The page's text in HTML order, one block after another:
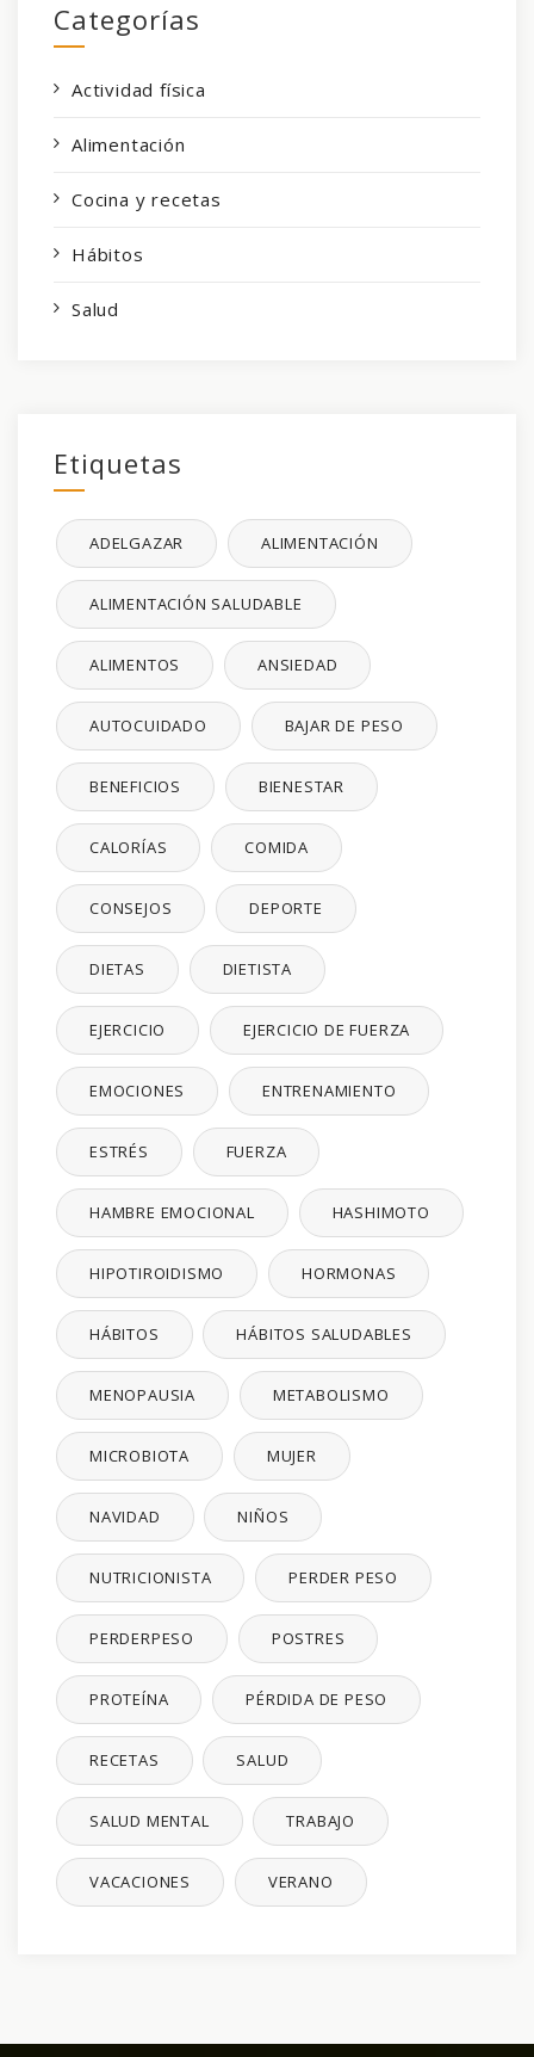
Categorías
Actividad física
Alimentación
Cocina y recetas
Hábitos
Salud
Etiquetas
ADELGAZAR ALIMENTACIÓN
ALIMENTACIÓN SALUDABLE
ALIMENTOS ANSIEDAD
AUTOCUIDADO BAJAR DE PESO
BENEFICIOS BIENESTAR
CALORÍAS COMIDA
CONSEJOS DEPORTE
DIETAS DIETISTA
EJERCICIO EJERCICIO DE FUERZA
EMOCIONES ENTRENAMIENTO
ESTRÉS FUERZA
HAMBRE EMOCIONAL HASHIMOTO
HIPOTIROIDISMO HORMONAS
HÁBITOS HÁBITOS SALUDABLES
MENOPAUSIA METABOLISMO
MICROBIOTA MUJER
NAVIDAD NIÑOS
NUTRICIONISTA PERDER PESO
PERDERPESO POSTRES
PROTEÍNA PÉRDIDA DE PESO
RECETAS SALUD
SALUD MENTAL TRABAJO
VACACIONES VERANO